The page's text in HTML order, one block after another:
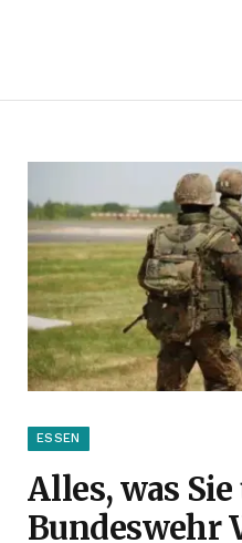
ESSEN
Alles, was
Bundeswehr